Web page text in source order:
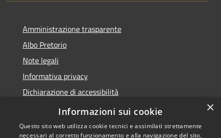
Amministrazione trasparente
Albo Pretorio
Note legali
Informativa privacy
Dichiarazione di accessibilità
Obiettivi di accessibilità
×
Informazioni sui cookie
Questo sito web utilizza cookie tecnici e assimilati strettamente
necessari al corretto funzionamento e alla navigazione del sito,